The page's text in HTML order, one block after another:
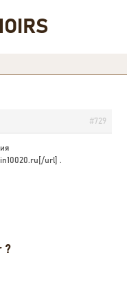
#729
url] .
?